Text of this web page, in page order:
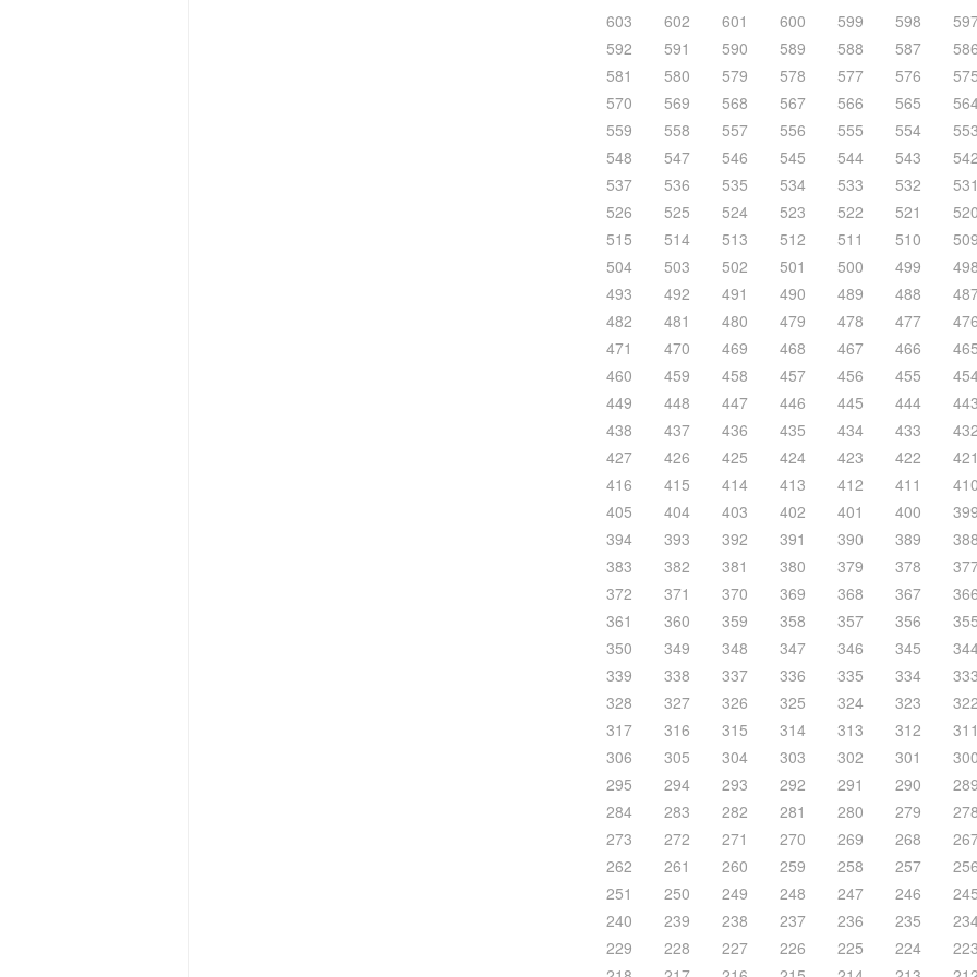
603
602 601 600 599 598
592
591 590 589 588 587
581
580 579 578 577 576
570
569 568 567 566 565
559
558 557 556 555 554
548
547 546 545 544 543
537
536 535 534 533 532
526
525 524 523 522 521
515
514 513 512 511 510
504
503 502 501 500 499
493
492 491 490 489 488
482
481 480 479 478 477
471
470 469 468 467 466
460
459 458 457 456 455
449
448 447 446 445 444
438
437 436 435 434 433
427
426 425 424 423 422
416
415 414 413 412 411
405
404 403 402 401 400
394
393 392 391 390 389
383
382 381 380 379 378
372
371 370 369 368 367
361
360 359 358 357 356
350
349 348 347 346 345
339
338 337 336 335 334
328
327 326 325 324 323
317
316 315 314 313 312
306
305 304 303 302 301
295
294 293 292 291 290
284
283 282 281 280 279
273
272 271 270 269 268
262
261 260 259 258 257
251
250 249 248 247 246
240
239 238 237 236 235
229
228 227 226 225 224